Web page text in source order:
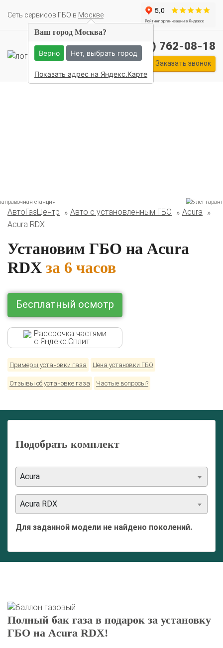
Cеть сервисов ГБО в Москве
Комплекты ГБО на иномарки:
Skoda Toyota Volkswagen
+7 (495) 762-08-18
Заказать звонок
АвтоГазЦентр Авто с установленным ГБО
Acura
Acura RDX
Установим ГБО на Acura
RDX за 6 часов
Бесплатный осмотр
Рассрочка частями
с Яндекс.Сплит
Примеры установки газа Цена установки ГБО
Отзывы об установке газа Частые вопросы?
Подобрать комплект
Acura
Acura RDX
Для заданной модели не найдено поколений.
Полный бак газа в подарок за установку
ГБО на Acura RDX!
Ваш город Москва?
Верно Нет, выбрать город
Показать адрес на Яндекс.Карте